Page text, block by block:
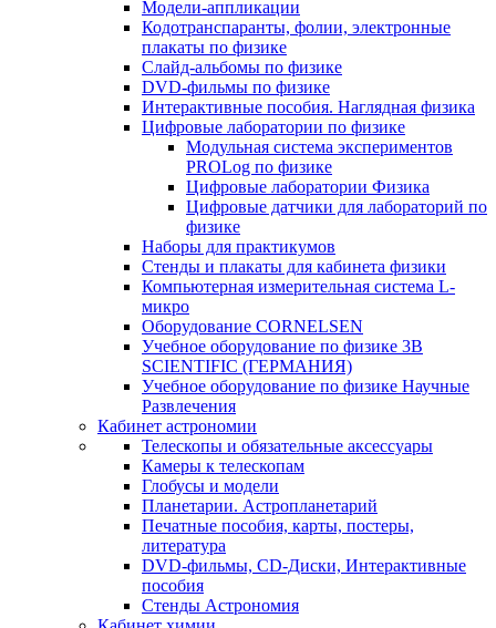
Модели-аппликации
Кодотранспаранты, фолии, электронные
плакаты по физике
Слайд-альбомы по физике
DVD-фильмы по физике
Интерактивные пособия. Наглядная физика
Цифровые лаборатории по физике
Модульная система экспериментов
PROLog по физике
Цифровые лаборатории Физика
Цифровые датчики для лабораторий по
физике
Наборы для практикумов
Стенды и плакаты для кабинета физики
Компьютерная измерительная система L-
микро
Оборудование CORNELSEN
Учебное оборудование по физике 3B
SCIENTIFIC (ГЕРМАНИЯ)
Учебное оборудование по физике Научные
Развлечения
Кабинет астрономии
Телескопы и обязательные аксессуары
Камеры к телескопам
Глобусы и модели
Планетарии. Астропланетарий
Печатные пособия, карты, постеры,
литература
DVD-фильмы, CD-Диски, Интерактивные
пособия
Стенды Астрономия